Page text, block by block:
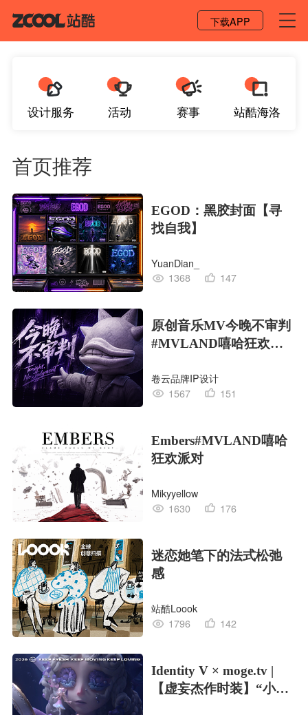
下载APP
设计服务 活动 赛事 站酷海洛
首页推荐
EGOD：黑胶封面【寻
找自我】
YuanDian_
1368
147
原创音乐MV今晚不审判
#MVLAND嘻哈狂欢派
卷云品牌IP设计
1567
151
Embers#MVLAND嘻哈
狂欢派对
Mikyyellow
1630
176
迷恋她笔下的法式松弛
感
站酷Loook
1796
142
Identity V × moge.tv |
【虚妄杰作时装】“小女